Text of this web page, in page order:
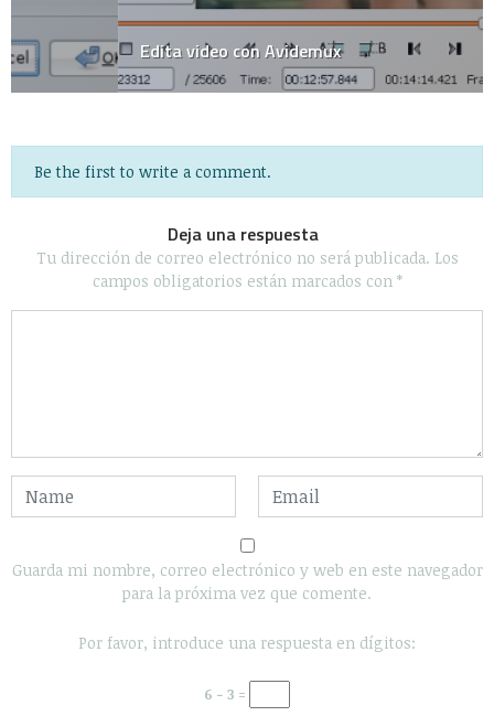
Edita video con Avidemux
Be the first to write a comment.
Deja una respuesta
Tu dirección de correo electrónico no será publicada. Los
campos obligatorios están marcados con *
Guarda mi nombre, correo electrónico y web en este navegador
para la próxima vez que comente.
Por favor, introduce una respuesta en dígitos:
6 − 3 =